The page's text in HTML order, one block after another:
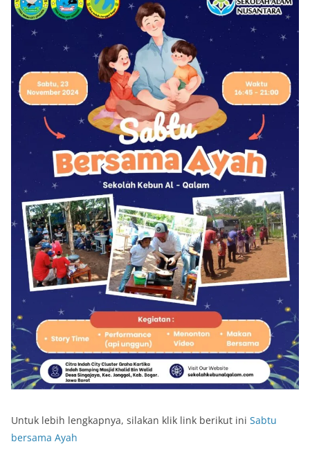
Untuk lebih lengkapnya, silakan klik link berikut ini Sabtu
bersama Ayah